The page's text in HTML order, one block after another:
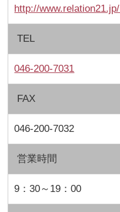
http://www.relation21.jp/
TEL
046-200-7031
FAX
046-200-7032
営業時間
9：30～19：00